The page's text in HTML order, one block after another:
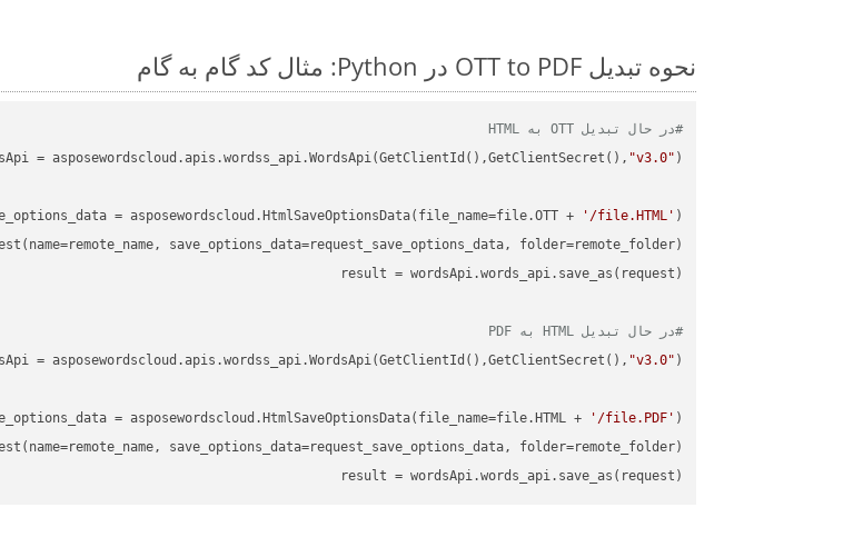
نحوه تبدیل OTT to PDF در Python: مثال کد گام به گام
#در حال تبدیل OTT به HTML
= asposewordscloud.apis.wordss_api.WordsApi(GetClientId(),GetClientSecret(), "v3.0"
= asposewordscloud.HtmlSaveOptionsData(file_name=file.OTT + '/file.HTML' )
save_options_data=request_save_options_data, folder=remote_folder)
result
#در حال تبدیل HTML به PDF
= asposewordscloud.apis.wordss_api.WordsApi(GetClientId(),GetClientSecret(), "v3.0"
= asposewordscloud.HtmlSaveOptionsData(file_name=file.HTML + '/file.PDF' )
save_options_data=request_save_options_data, folder=remote_folder)
result = wordsApi.words_api.save_as(request)